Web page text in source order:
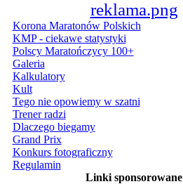
Korona Maratonów Polskich
KMP - ciekawe statystyki
Polscy Maratończycy 100+
Galeria
Kalkulatory
Kult
Tego nie opowiemy w szatni
Trener radzi
Dlaczego biegamy
Grand Prix
Konkurs fotograficzny
Regulamin
Linki sponsorowane